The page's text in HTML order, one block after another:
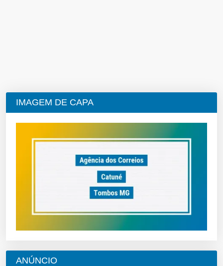
IMAGEM DE CAPA
ANÚNCIO